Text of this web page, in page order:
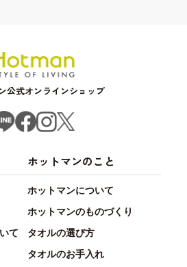
公式オンラインショップ
て
ホットマンのこと
ホットマンについて
ホットマンのものづくり
タオルの選び方
タオルのお手入れ